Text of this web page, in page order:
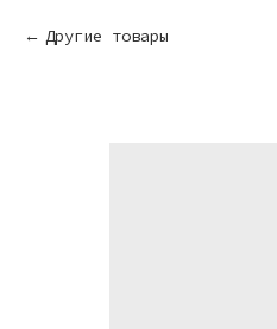
Другие товары